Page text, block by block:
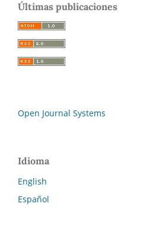
Últimas publicaciones
Open Journal Systems
Idioma
English
Español